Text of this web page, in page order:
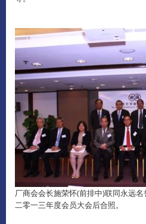
厂商会会长施荣怀(前排中)联同永远
二零一三年度会员大会后合照。